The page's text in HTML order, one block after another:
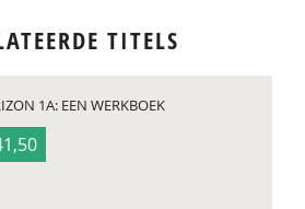
TITELS
1A: EEN WERKBOEK